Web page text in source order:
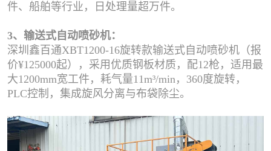
件、船舶等行业，日处理量超万件。
3、输送式自动喷砂机：
深圳鑫百通XBT1200-16旋转款输送式自动喷砂机（报
价¥125000起），采用优质钢板材质，配12枪，适用最
大1200mm宽工件，耗气量11m³/min，360度旋转，
PLC控制，集成旋风分离与布袋除尘。